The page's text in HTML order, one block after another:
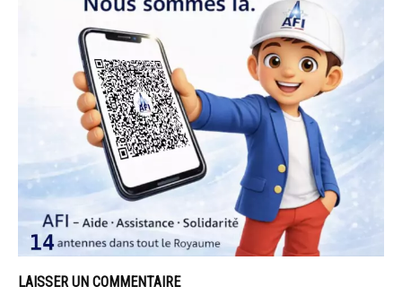
LAISSER UN COMMENTAIRE